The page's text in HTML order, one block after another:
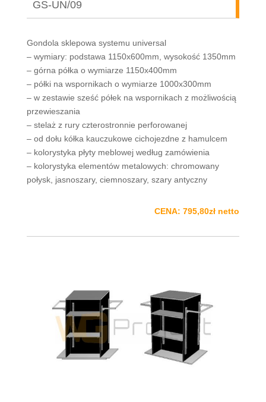
GS-UN/09
Gondola sklepowa systemu universal
– wymiary: podstawa 1150x600mm, wysokość 1350mm
– górna półka o wymiarze 1150x400mm
– półki na wspornikach o wymiarze 1000x300mm
– w zestawie sześć półek na wspornikach z możliwością
przewieszania
– stelaż z rury czterostronnie perforowanej
– od dołu kółka kauczukowe cichojezdne z hamulcem
– kolorystyka płyty meblowej według zamówienia
– kolorystyka elementów metalowych: chromowany
połysk, jasnoszary, ciemnoszary, szary antyczny
CENA: 795,80zł netto